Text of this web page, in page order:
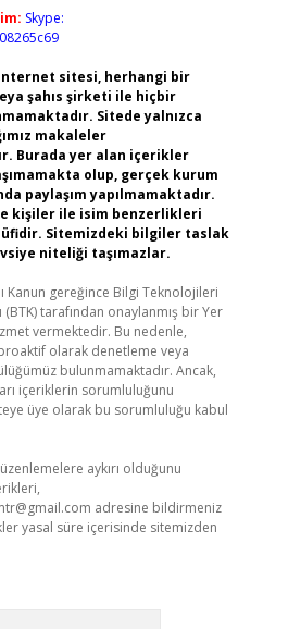
Skype:
sitesi, herhangi bir
şahıs şirketi ile hiçbir
Sitede yalnızca
makaleler
Burada yer alan içerikler
olup, gerçek kurum
paylaşım yapılmamaktadır.
kişiler ile isim benzerlikleri
Sitemizdeki bilgiler taslak
niteliği taşımazlar.
Kanun gereğince Bilgi Teknolojileri
tarafından onaylanmış bir Yer
vermektedir. Bu nedenle,
olarak denetleme veya
bulunmamaktadır. Ancak,
içeriklerin sorumluluğunu
üye olarak bu sorumluluğu kabul
aykırı olduğunu
adresine bildirmeniz
yasal süre içerisinde sitemizden